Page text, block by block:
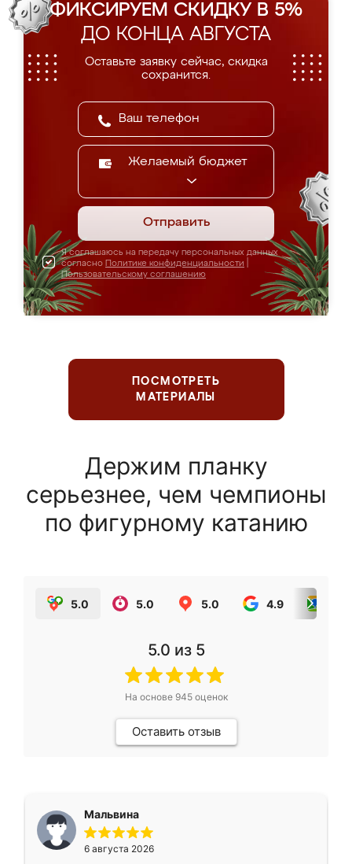
ФИКСИРУЕМ СКИДКУ В 5%
ДО КОНЦА АВГУСТА
Оставьте заявку сейчас, скидка
сохранится.
Желаемый бюджет
Отправить
Я соглашаюсь на передачу персональных данных
согласно Политике конфиденциальности
Пользовательскому соглашению
ПОСМОТРЕТЬ
МАТЕРИАЛЫ
Держим планку
серьезнее, чем чемпионы
по фигурному катанию
5.0 5.0 5.0 4.9
5.0 из 5
На основе 945оценок
Оставить отзыв
Мальвина
6 августа 2026